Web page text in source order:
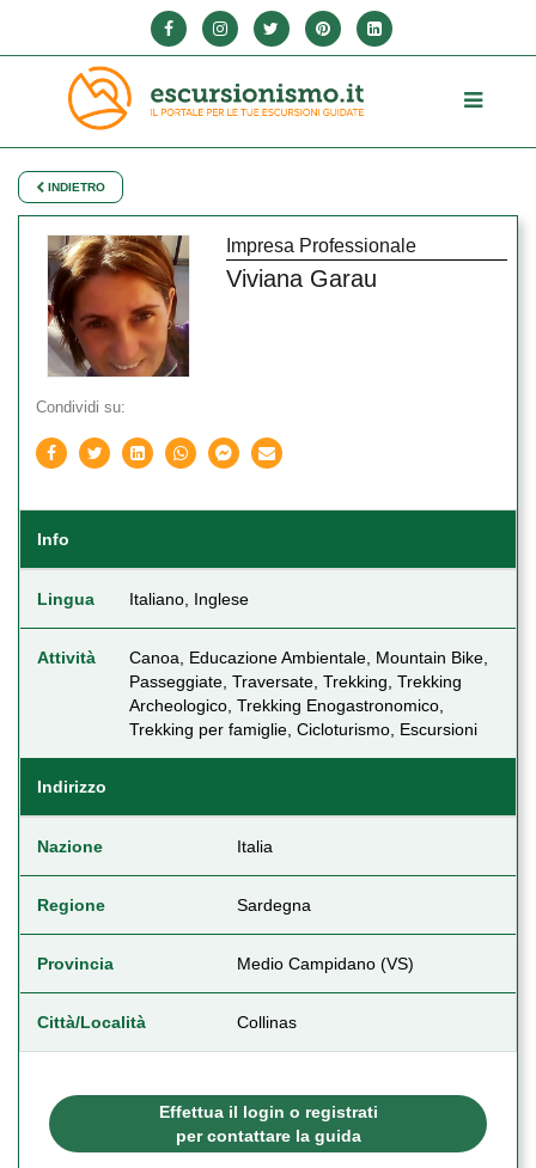
INDIETRO
Impresa Professionale
Viviana Garau
Condividi su:
Info
Lingua Italiano, Inglese
Attività
Canoa, Educazione Ambientale, Mountain Bike,
Passeggiate, Traversate, Trekking, Trekking
Archeologico, Trekking Enogastronomico,
Trekking per famiglie, Cicloturismo, Escursioni
Indirizzo
Nazione Italia
Regione Sardegna
Provincia Medio Campidano (VS)
Città/Località Collinas
Effettua il login o registrati
per contattare la guida